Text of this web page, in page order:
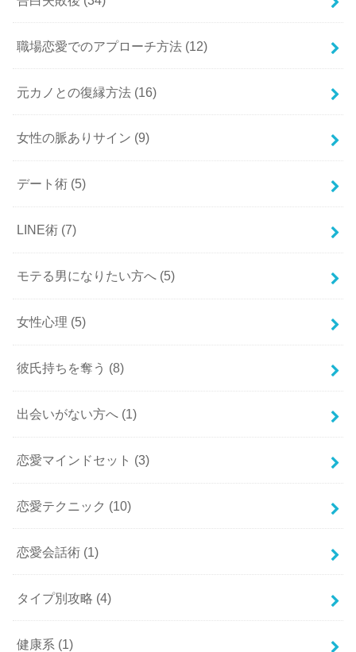
職場恋愛でのアプローチ方法 (12)
元カノとの復縁方法 (16)
女性の脈ありサイン (9)
デート術 (5)
LINE術 (7)
モテる男になりたい方へ (5)
女性心理 (5)
彼氏持ちを奪う (8)
出会いがない方へ (1)
恋愛マインドセット (3)
恋愛テクニック (10)
恋愛会話術 (1)
タイプ別攻略 (4)
健康系 (1)